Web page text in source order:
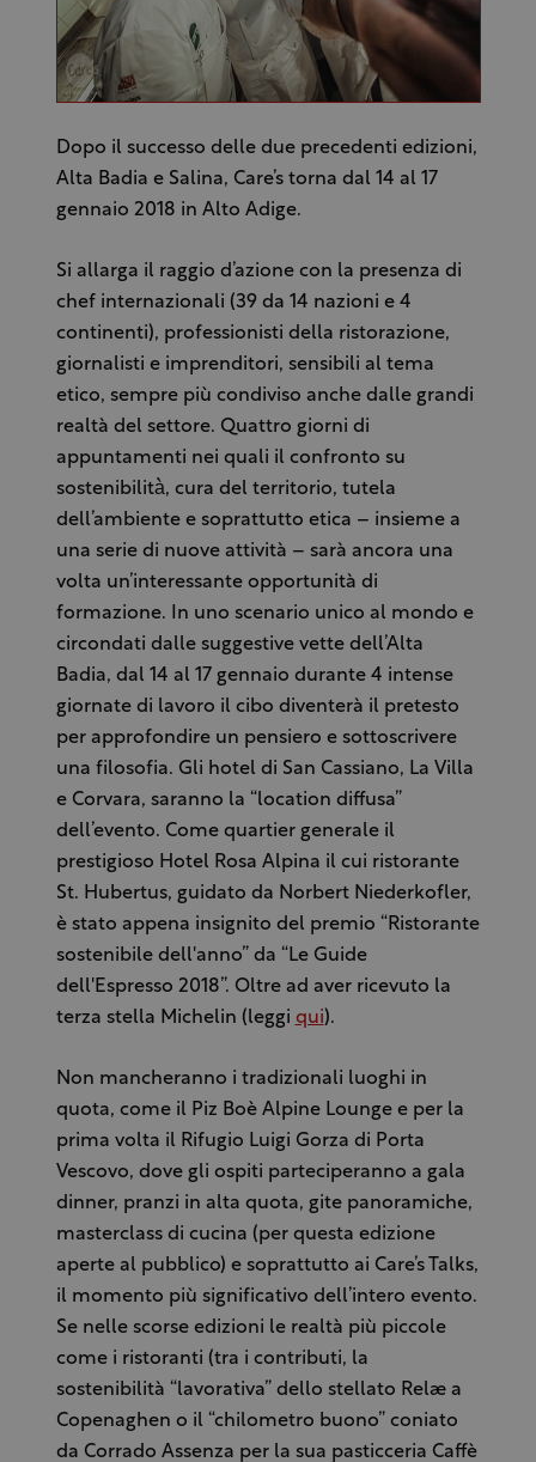
Dopo il successo delle due precedenti edizioni,
Alta Badia e Salina, Care’s torna dal 14 al 17
gennaio 2018 in Alto Adige.
Si allarga il raggio d’azione con la presenza di
chef internazionali (39 da 14 nazioni e 4
continenti), professionisti della ristorazione,
giornalisti e imprenditori, sensibili al tema
etico, sempre più condiviso anche dalle grandi
realtà del settore. Quattro giorni di
appuntamenti nei quali il confronto su
sostenibilità̀, cura del territorio, tutela
dell’ambiente e soprattutto etica – insieme a
una serie di nuove attività – sarà ancora una
volta un’interessante opportunità di
formazione. In uno scenario unico al mondo e
circondati dalle suggestive vette dell’Alta
Badia, dal 14 al 17 gennaio durante 4 intense
giornate di lavoro il cibo diventerà il pretesto
per approfondire un pensiero e sottoscrivere
una filosofia. Gli hotel di San Cassiano, La Villa
e Corvara, saranno la “location diffusa”
dell’evento. Come quartier generale il
prestigioso Hotel Rosa Alpina il cui ristorante
St. Hubertus, guidato da Norbert Niederkofler,
è stato appena insignito del premio “Ristorante
sostenibile dell'anno” da “Le Guide
dell'Espresso 2018”. Oltre ad aver ricevuto la
terza stella Michelin (leggi qui).
Non mancheranno i tradizionali luoghi in
quota, come il Piz Boè Alpine Lounge e per la
prima volta il Rifugio Luigi Gorza di Porta
Vescovo, dove gli ospiti parteciperanno a gala
dinner, pranzi in alta quota, gite panoramiche,
masterclass di cucina (per questa edizione
aperte al pubblico) e soprattutto ai Care’s Talks,
il momento più significativo dell’intero evento.
Se nelle scorse edizioni le realtà più piccole
come i ristoranti (tra i contributi, la
sostenibilità “lavorativa” dello stellato Relæ a
Copenaghen o il “chilometro buono” coniato
da Corrado Assenza per la sua pasticceria Caffè